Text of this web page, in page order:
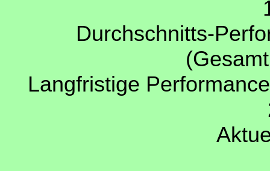
Durchschnitts-
Langfristige